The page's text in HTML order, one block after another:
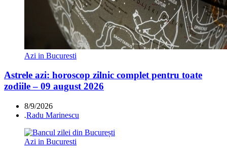
Azi in Bucuresti
Astrele azi: horoscop zilnic complet pentru toate
zodiile – 09 august 2026
8/9/2026
.Radu Marinescu
Azi in Bucuresti